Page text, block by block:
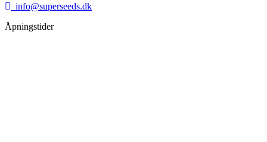
info@superseeds.dk
Åpningstider